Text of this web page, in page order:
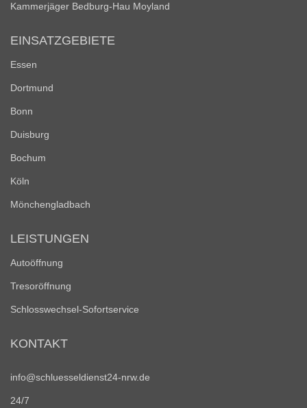
Kammerjäger Bedburg-Hau Moyland
EINSATZGEBIETE
Essen
Dortmund
Bonn
Duisburg
Bochum
Köln
Mönchengladbach
LEISTUNGEN
Autoöffnung
Tresoröffnung
Schlosswechsel-Sofortservice
KONTAKT
info@schluesseldienst24-nrw.de
24/7